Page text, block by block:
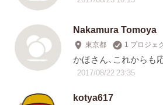
Nakamura Tomoya
東京都 1 プロジェ
かほさん、これからも
2017/08/22 23:35
kotya617